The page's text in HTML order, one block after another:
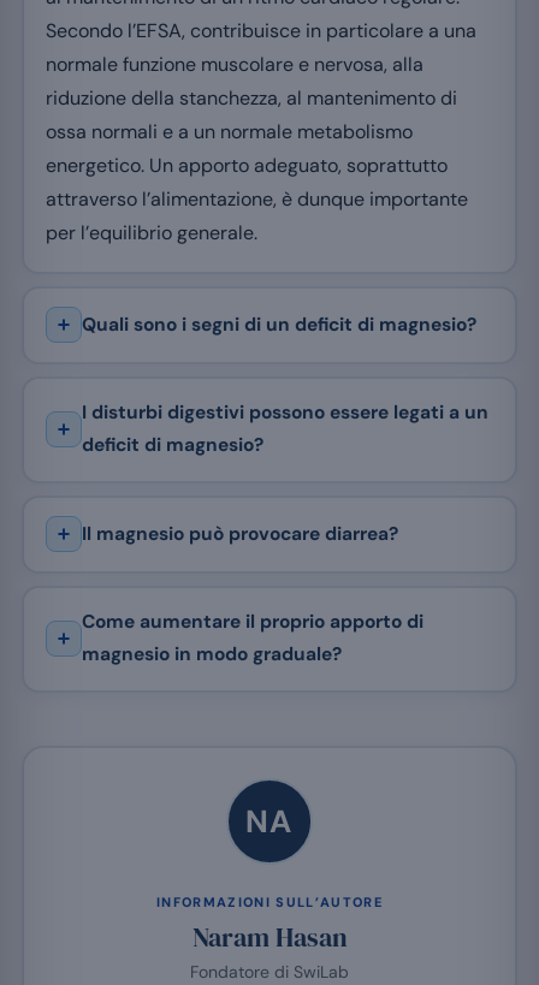
Secondo l’EFSA, contribuisce in particolare a una
normale funzione muscolare e nervosa, alla
riduzione della stanchezza, al mantenimento di
ossa normali e a un normale metabolismo
energetico. Un apporto adeguato, soprattutto
attraverso l’alimentazione, è dunque importante
per l’equilibrio generale.
Quali sono i segni di un deficit di magnesio?
I disturbi digestivi possono essere legati a un
deficit di magnesio?
Il magnesio può provocare diarrea?
Come aumentare il proprio apporto di
magnesio in modo graduale?
NA
INFORMAZIONI SULL’AUTORE
Naram Hasan
Fondatore di SwiLab